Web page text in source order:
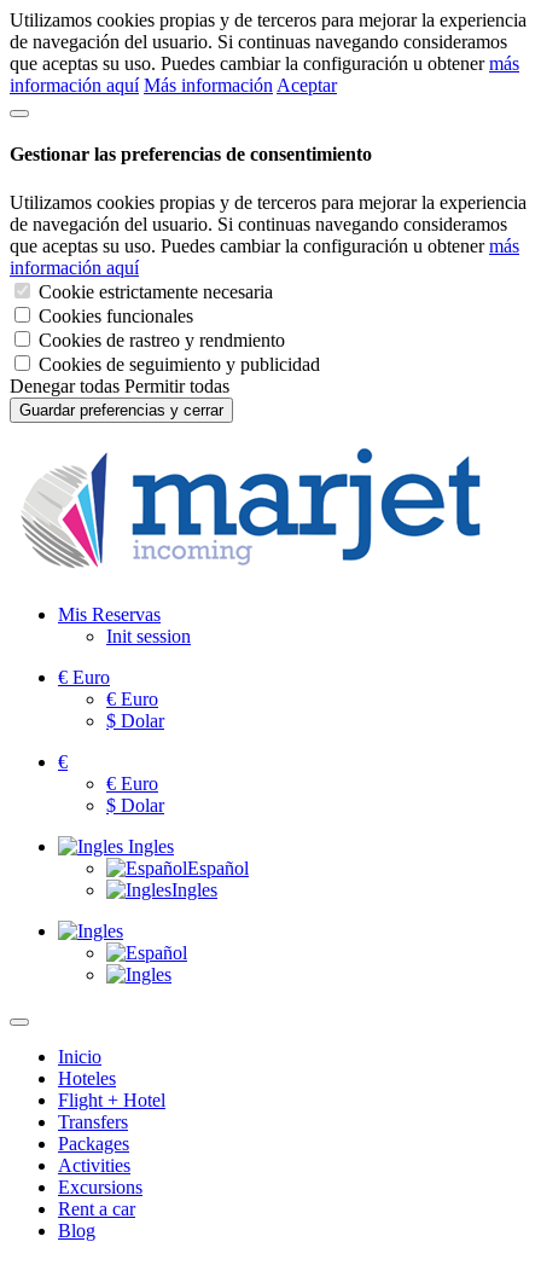
Utilizamos cookies propias y de terceros para mejorar la experiencia
de navegación del usuario. Si continuas navegando consideramos
que aceptas su uso. Puedes cambiar la configuración u obtenermás
información aquí Más información Aceptar
Gestionar las preferencias de consentimiento
Utilizamos cookies propias y de terceros para mejorar la experiencia
de navegación del usuario. Si continuas navegando consideramos
que aceptas su uso. Puedes cambiar la configuración u obtenermás
información aquí
Cookie estrictamente necesaria
Cookies funcionales
Cookies de rastreo y rendmiento
Cookies de seguimiento y publicidad
Denegar todas Permitir todas
Guardar preferencias y cerrar
Mis Reservas
Init session
€ Euro
€ Euro
$ Dolar
€
€ Euro
$ Dolar
Ingles
Español
Ingles
Inicio
Hoteles
Flight + Hotel
Transfers
Packages
Activities
Excursions
Rent a car
Blog